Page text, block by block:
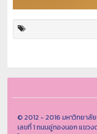
© 2012 - 2016 มหาวิทยาลั
เลขที่ 1 ถนนอู่ทองนอก แขว